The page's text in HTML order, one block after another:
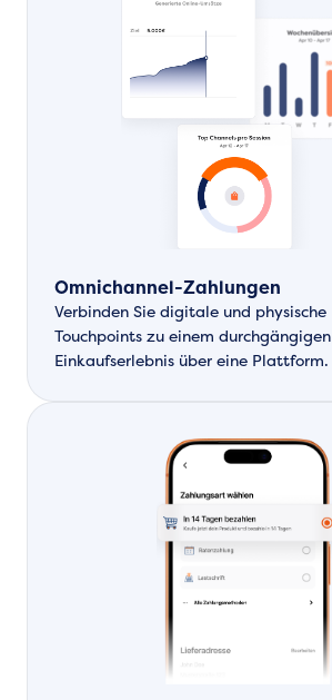
Omnichannel-Zahlungen
Verbinden Sie digitale und physische
Touchpoints zu einem durchgängigen
Einkaufserlebnis über eine Plattform.